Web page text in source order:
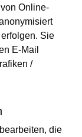
Online-
Sie
E-Mail
/
die